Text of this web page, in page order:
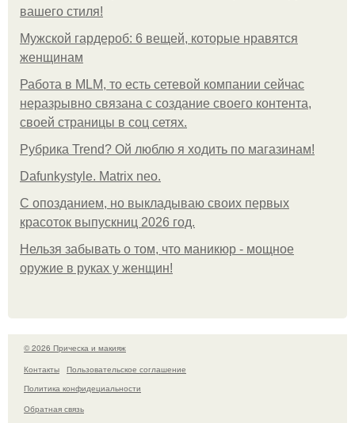
вашего стиля!
Мужской гардероб: 6 вещей, которые нравятся
женщинам
Работа в MLM, то есть сетевой компании сейчас
неразрывно связана с создание своего контента,
своей страницы в соц сетях.
Рубрика Trend? Ой люблю я ходить по магазинам!
Dafunkystyle. Matrix neo.
С опозданием, но выкладываю своих первых
красоток выпускниц 2026 год.
Нельзя забывать о том, что маникюр - мощное
оружие в руках у женщин!
© 2026 Прическа и макияж
Контакты
Пользовательское соглашение
Политика конфидециальности
Обратная связь